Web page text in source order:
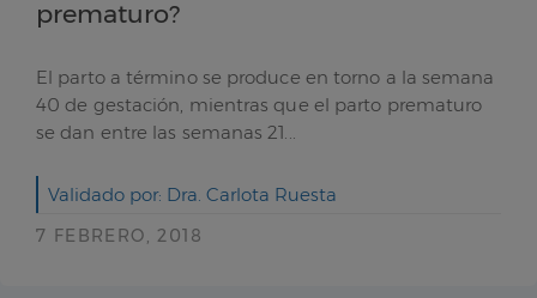
prematuro?
El parto a término se produce en torno a la semana
40 de gestación, mientras que el parto prematuro
se dan entre las semanas 21...
Validado por: Dra. Carlota Ruesta
7 FEBRERO, 2018